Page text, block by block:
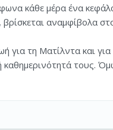
κάθε μέρα ένα
αναμφίβολα
τη Ματίλντα και για
καθημερινότητά τους.